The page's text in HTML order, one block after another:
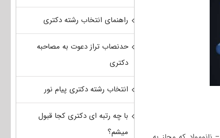
راهنمای انتخاب رشته دکتری
حدنصاب تراز دعوت به مصاحبه
دکتری
انتخاب رشته دکتری پیام نور
با چه رتبه ای دکتری کجا قبول
میشم؟